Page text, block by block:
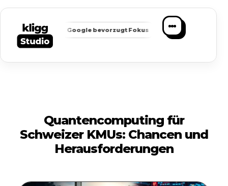
✦ Google bevorzugt Fokus ✦ Passende Anfragen statt
Quantencomputing für
Schweizer KMUs: Chancen und
Herausforderungen